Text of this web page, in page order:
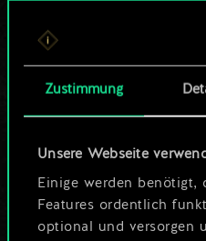
Zustimmung
Unsere Webseite
Einige werden benötigt,
Features ordentlich
optional und versorgen
Bis jetzt
ein
Wo es
mehr